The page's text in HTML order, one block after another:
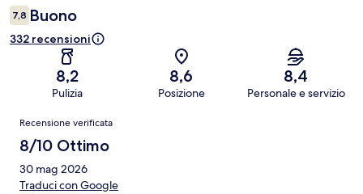
7,8 Buono
332 recensioni
8,2
Pulizia
8,6
Posizione
8,4
Personale e servizio
Recensioni
Recensione verificata
8/10 Ottimo
30 mag 2026
Traduci con Google